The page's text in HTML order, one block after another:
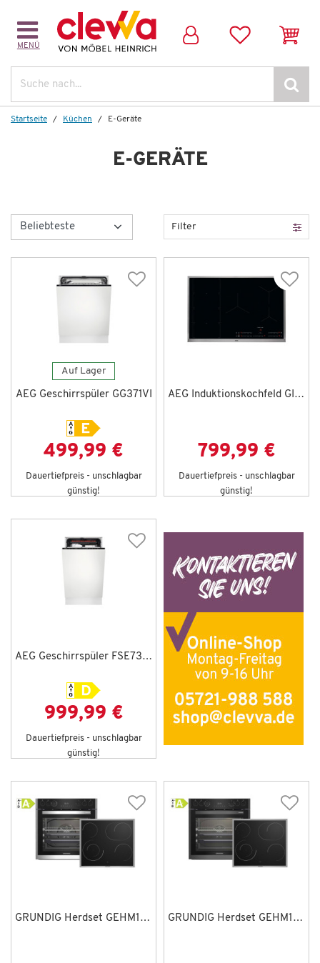
MENÜ
Startseite Küchen E-Geräte
E-GERÄTE
Filter
Auf Lager
AEG Geschirrspüler GG371VI
499,99 €
Dauertiefpreis - unschlagbar
günstig!
AEG Induktionskochfeld GI857KS
799,99 €
Dauertiefpreis - unschlagbar
günstig!
AEG Geschirrspüler FSE73507P
999,99 €
Dauertiefpreis - unschlagbar
günstig!
GRUNDIG Herdset GEHM19310BMPF GRUNDIG Herdset GEHM19311DX